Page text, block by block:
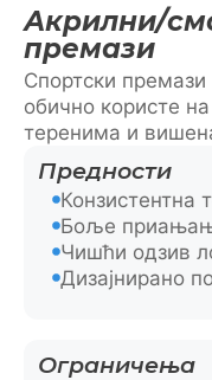
Акрилни/
премази
Спортски
обично користе
теренима и
Предности
Конзистентна
Боље
Чишћи одзив
Дизајнирано
Ограничења